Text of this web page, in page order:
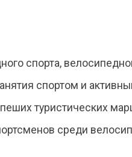
спорта,
спортом и
туристических
среди